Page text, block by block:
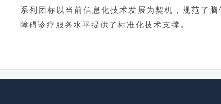
系列团标以当前信息化技术发展为契机，规范了
障碍诊疗服务水平提供了标准化技术支撑。